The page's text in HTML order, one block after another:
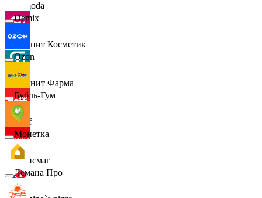
Lamoda
Магнит Косметик
Магнит Фарма
Hoff
Офисмаг
Demix
Ozon
Бубль-Гум
Монетка
Лемана Про